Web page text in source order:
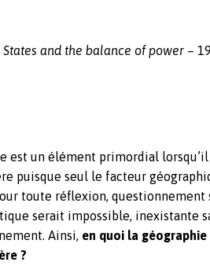
and the balance of power –
est un élément primordial lorsqu’il
puisque seul le facteur
toute réflexion, questionnement
serait impossible, inexistante
Ainsi, en quoi la
?